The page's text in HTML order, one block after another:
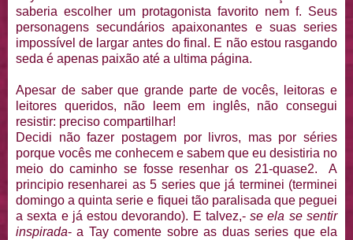
saberia escolher um protagonista favorito nem f. Seus
personagens secundários apaixonantes e suas series
impossível de largar antes do final. E não estou rasgando
seda é apenas paixão até a ultima página.
Apesar de saber que grande parte de vocês, leitoras e
leitores queridos, não leem em inglês, não consegui
resistir: preciso compartilhar!
Decidi não fazer postagem por livros, mas por séries
porque vocês me conhecem e sabem que eu desistiria no
meio do caminho se fosse resenhar os 21-quase2. A
principio resenharei as 5 series que já terminei (terminei
domingo a quinta serie e fiquei tão paralisada que peguei
a sexta e já estou devorando). E talvez,-se ela se sentir
inspirada- a Tay comente sobre as duas series que ela